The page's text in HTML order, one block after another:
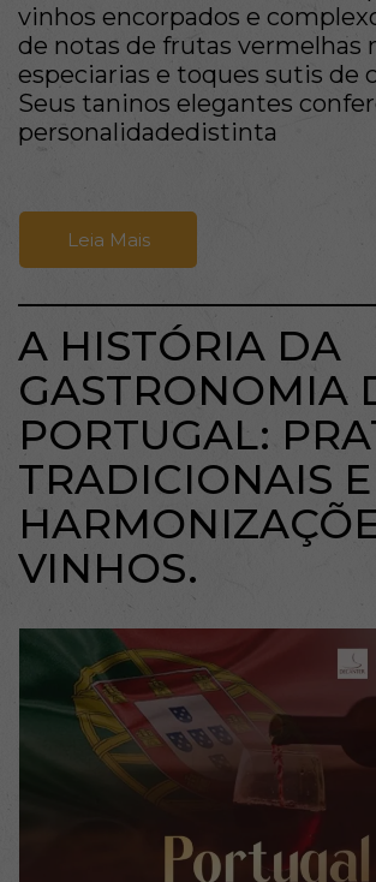
vinhos encorpados e
de notas de frutas vermelhas
especiarias e toques sutis de
Seus taninos elegantes
personalidadedistinta
Leia Mais
A HISTÓRIA DA
GASTRONOMIA
PORTUGAL:
TRADICIONAIS E
VINHOS.